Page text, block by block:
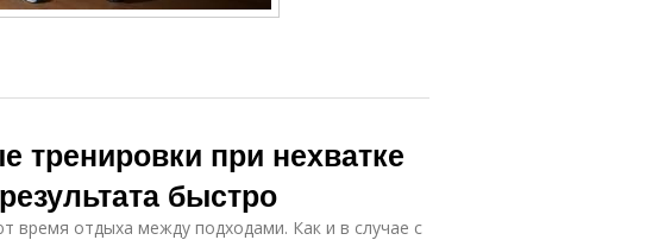
при нехватке
быстро
время отдыха между подходами. Как и в случае с